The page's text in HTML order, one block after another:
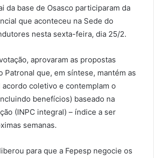
da base de Osasco participaram da
que aconteceu na Sede do
nesta sexta-feira, dia 25/2.
aprovaram as propostas
Patronal que, em síntese, mantém as
acordo coletivo e contemplam o
benefícios) baseado na
(INPC integral) – índice a ser
semanas.
para que a Fepesp negocie os